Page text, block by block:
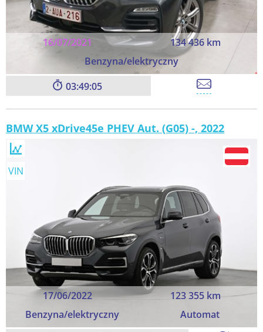
16/07/2021
134 436 km
Benzyna/elektryczny
03:49:05
BMW X5 xDrive45e PHEV Aut. (G05) -, 2022
17/06/2022
123 355 km
Benzyna/elektryczny
Automat
VIN